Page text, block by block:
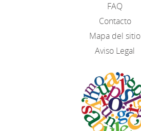
FAQ
Contacto
Mapa del sitio
Aviso Legal